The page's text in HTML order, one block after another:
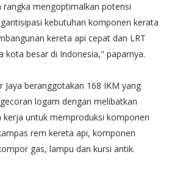
mengoptimalkan potensi
kebutuhan komponen kerata
kereta api cepat dan LRT
kota besar di Indonesia," paparnya.
Jaya beranggotakan 168 IKM yang
logam dengan melibatkan
kerja untuk memproduksi komponen
rem kereta api, komponen
gas, lampu dan kursi antik.